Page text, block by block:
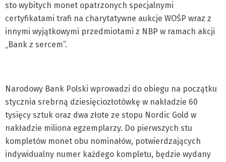
sto wybitych monet opatrzonych specjalnymi
certyfikatami trafi na charytatywne aukcje WOŚP wraz z
innymi wyjątkowymi przedmiotami z NBP w ramach akcji
„Bank z sercem”.
Narodowy Bank Polski wprowadzi do obiegu na początku
stycznia srebrną dziesięciozłotówkę w nakładzie 60
tysięcy sztuk oraz dwa złote ze stopu Nordic Gold w
nakładzie miliona egzemplarzy. Do pierwszych stu
kompletów monet obu nominałów, potwierdzających
indywidualny numer każdego kompletu, będzie wydany